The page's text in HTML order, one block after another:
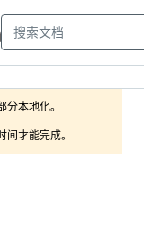
本地化。
才能完成。